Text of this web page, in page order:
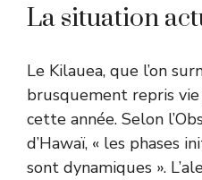
La situation
Le Kilauea, que l’on
brusquement repris
cette année. Selon
d’Hawaï, « les phases
sont dynamiques ».